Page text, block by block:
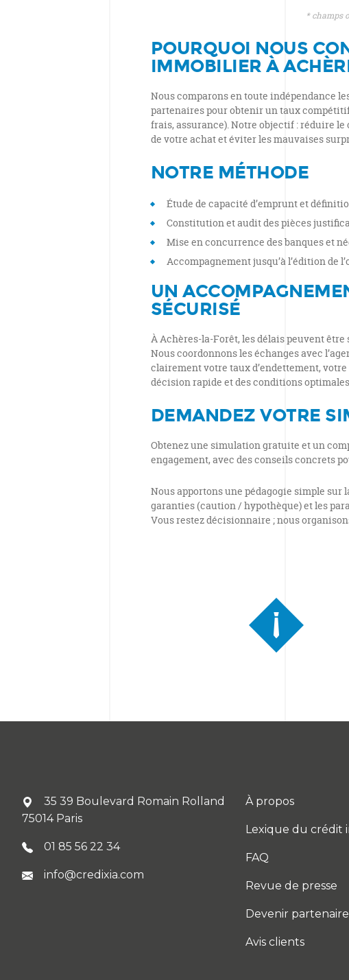
* champs
POURQUOI NOUS
IMMOBILIER À
Nous comparons en toute indépendance
partenaires pour obtenir un taux
frais, assurance). Notre objectif : réduire
de votre achat et éviter les mauvaises
NOTRE MÉTHODE
Étude de capacité d’emprunt et
Constitution et audit des pièces
Mise en concurrence des banques et
Accompagnement jusqu’à l’édition de
UN
SÉCURISÉ
À Achères-la-Forêt, les délais peuvent
Nous coordonnons les échanges avec
clairement votre taux d’endettement,
décision rapide et des conditions
DEMANDEZ VOTRE
Obtenez une simulation gratuite et un
engagement, avec des conseils concrets
Nous apportons une pédagogie simple sur
garanties (caution / hypothèque) et les
Vous restez décisionnaire ; nous
35 39 Boulevard Romain Rolland
75014 Paris
01 85 56 22 34
info@credixia.com
À propos
Lexique du crédit
FAQ
Revue de presse
Devenir partenaire
Avis clients